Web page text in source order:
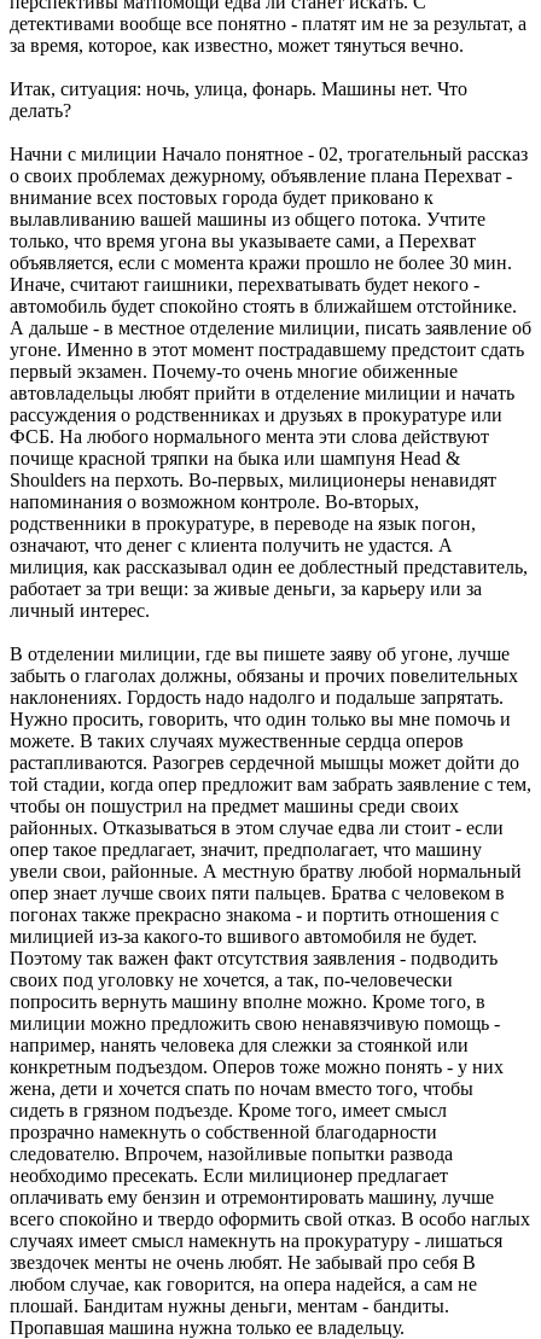
детективами вообще все понятно - платят им не за результат, а
за время, которое, как известно, может тянуться вечно.
Итак, ситуация: ночь, улица, фонарь. Машины нет. Что
делать?
Начни с милиции Начало понятное - 02, трогательный рассказ
о своих проблемах дежурному, объявление плана Перехват -
внимание всех постовых города будет приковано к
вылавливанию вашей машины из общего потока. Учтите
только, что время угона вы указываете сами, а Перехват
объявляется, если с момента кражи прошло не более 30 мин.
Иначе, считают гаишники, перехватывать будет некого -
автомобиль будет спокойно стоять в ближайшем отстойнике.
А дальше - в местное отделение милиции, писать заявление об
угоне. Именно в этот момент пострадавшему предстоит сдать
первый экзамен. Почему-то очень многие обиженные
автовладельцы любят прийти в отделение милиции и начать
рассуждения о родственниках и друзьях в прокуратуре или
ФСБ. На любого нормального мента эти слова действуют
почище красной тряпки на быка или шампуня Head &
Shoulders на перхоть. Во-первых, милиционеры ненавидят
напоминания о возможном контроле. Во-вторых,
родственники в прокуратуре, в переводе на язык погон,
означают, что денег с клиента получить не удастся. А
милиция, как рассказывал один ее доблестный представитель,
работает за три вещи: за живые деньги, за карьеру или за
личный интерес.
В отделении милиции, где вы пишете заяву об угоне, лучше
забыть о глаголах должны, обязаны и прочих повелительных
наклонениях. Гордость надо надолго и подальше запрятать.
Нужно просить, говорить, что один только вы мне помочь и
можете. В таких случаях мужественные сердца оперов
растапливаются. Разогрев сердечной мышцы может дойти до
той стадии, когда опер предложит вам забрать заявление с тем,
чтобы он пошустрил на предмет машины среди своих
районных. Отказываться в этом случае едва ли стоит - если
опер такое предлагает, значит, предполагает, что машину
увели свои, районные. А местную братву любой нормальный
опер знает лучше своих пяти пальцев. Братва с человеком в
погонах также прекрасно знакома - и портить отношения с
милицией из-за какого-то вшивого автомобиля не будет.
Поэтому так важен факт отсутствия заявления - подводить
своих под уголовку не хочется, а так, по-человечески
попросить вернуть машину вполне можно. Кроме того, в
милиции можно предложить свою ненавязчивую помощь -
например, нанять человека для слежки за стоянкой или
конкретным подъездом. Оперов тоже можно понять - у них
жена, дети и хочется спать по ночам вместо того, чтобы
сидеть в грязном подъезде. Кроме того, имеет смысл
прозрачно намекнуть о собственной благодарности
следователю. Впрочем, назойливые попытки развода
необходимо пресекать. Если милиционер предлагает
оплачивать ему бензин и отремонтировать машину, лучше
всего спокойно и твердо оформить свой отказ. В особо наглых
случаях имеет смысл намекнуть на прокуратуру - лишаться
звездочек менты не очень любят. Не забывай про себя В
любом случае, как говорится, на опера надейся, а сам не
плошай. Бандитам нужны деньги, ментам - бандиты.
Пропавшая машина нужна только ее владельцу.